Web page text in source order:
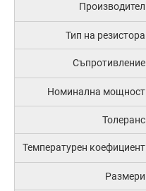
Производител
Тип на резистора
Съпротивление
Номинална мощност
Толеранс
Температурен коефициент
Размери